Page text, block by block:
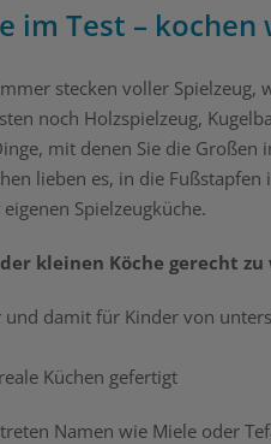
im Test –
stecken voller Spielzeug,
noch Holzspielzeug,
mit denen Sie die Großen
lieben es, in die
Spielzeugküche.
kleinen Köche gerecht
damit für Kinder von
Küchen gefertigt
Namen wie Miele oder